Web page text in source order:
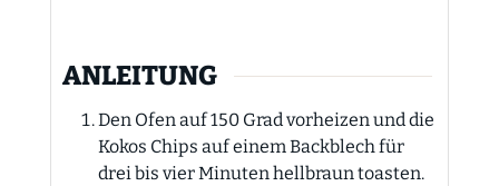
ANLEITUNG
Den Ofen auf 150 Grad vorheizen und die
Kokos Chips auf einem Backblech für
drei bis vier Minuten hellbraun toasten.